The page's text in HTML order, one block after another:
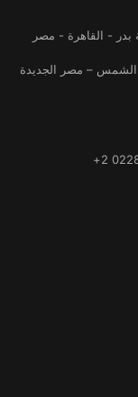
الشمس – مصر الجديدة